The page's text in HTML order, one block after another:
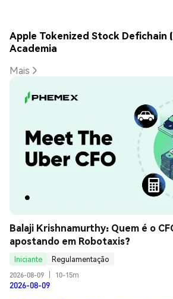
Apple Tokenized Stock Defichain
Academia
Mais
Balaji Krishnamurthy: Quem é o
apostando em Robotaxis?
Iniciante
Regulamentação
2026-08-09
10-15m
2026-08-09